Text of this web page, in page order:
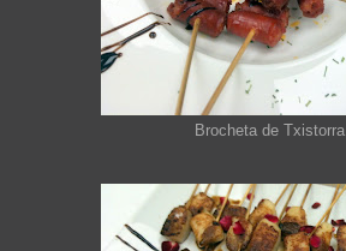
Brocheta de Txistorra